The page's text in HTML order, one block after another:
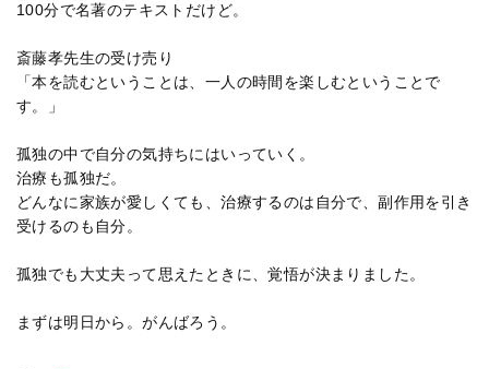
100分で名著のテキストだけど。
斎藤孝先生の受け売り
「本を読むということは、一人の時間を楽しむということで
す。」
孤独の中で自分の気持ちにはいっていく。
治療も孤独だ。
どんなに家族が愛しくても、治療するのは自分で、副作用を引き
受けるのも自分。
孤独でも大丈夫って思えたときに、覚悟が決まりました。
まずは明日から。がんばろう。